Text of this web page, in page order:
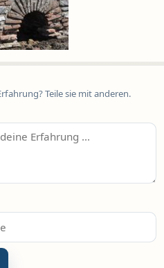
Teile sie mit anderen.